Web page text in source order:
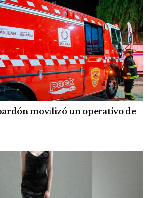
movilizó un operativo de